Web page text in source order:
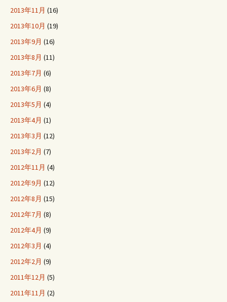
2013年11月 (16)
2013年10月 (19)
2013年9月 (16)
2013年8月 (11)
2013年7月 (6)
2013年6月 (8)
2013年5月 (4)
2013年4月 (1)
2013年3月 (12)
2013年2月 (7)
2012年11月 (4)
2012年9月 (12)
2012年8月 (15)
2012年7月 (8)
2012年4月 (9)
2012年3月 (4)
2012年2月 (9)
2011年12月 (5)
2011年11月 (2)